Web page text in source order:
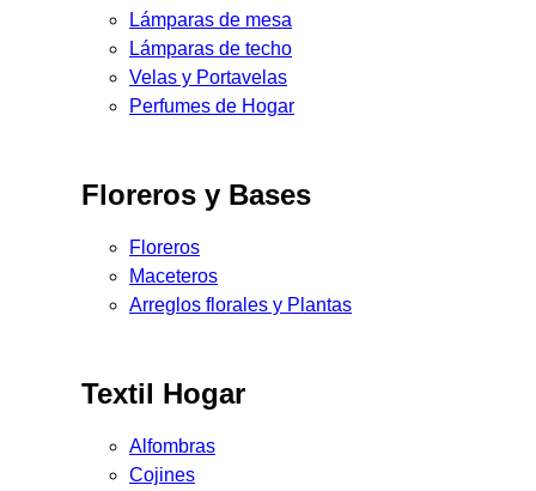
Lámparas de mesa
Lámparas de techo
Velas y Portavelas
Perfumes de Hogar
Floreros y Bases
Floreros
Maceteros
Arreglos florales y Plantas
Textil Hogar
Alfombras
Cojines